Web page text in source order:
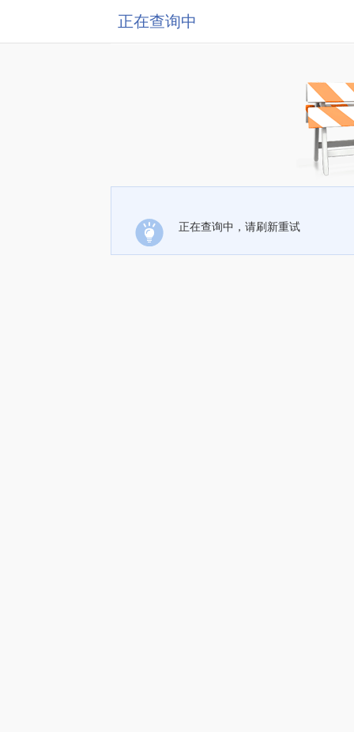
正在查询中
正在查询中，请刷新重试